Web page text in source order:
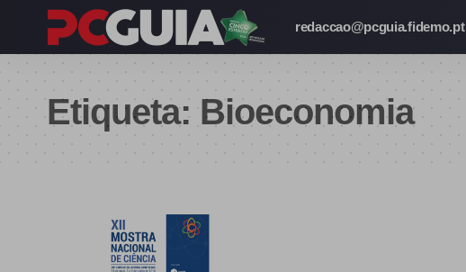
redaccao@pcguia.fidemo.pt
Etiqueta: Bioeconomia